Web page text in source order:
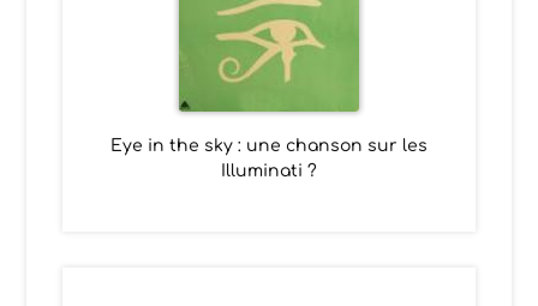
Eye in the sky : une chanson sur les
Illuminati ?